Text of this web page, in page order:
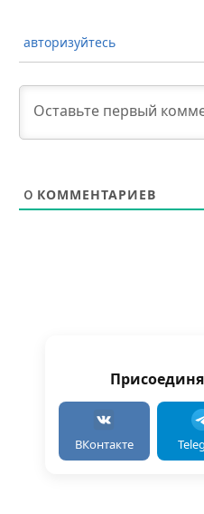
авторизуйтесь
0 КОММЕНТАРИЕВ
ВКонтакте